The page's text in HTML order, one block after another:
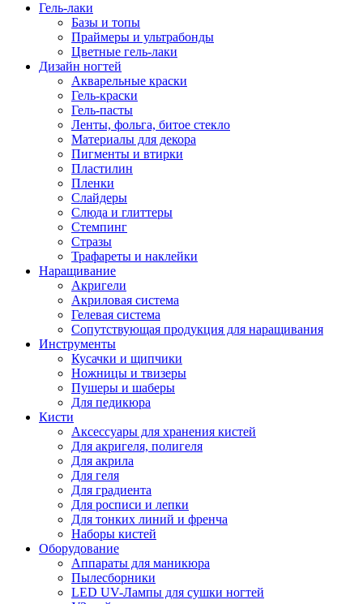
Гель-лаки
Базы и топы
Праймеры и ультрабонды
Цветные гель-лаки
Дизайн ногтей
Акварельные краски
Гель-краски
Гель-пасты
Ленты, фольга, битое стекло
Материалы для декора
Пигменты и втирки
Пластилин
Пленки
Слайдеры
Слюда и глиттеры
Стемпинг
Стразы
Трафареты и наклейки
Наращивание
Акригели
Акриловая система
Гелевая система
Сопутствующая продукция для наращивания
Инструменты
Кусачки и щипчики
Ножницы и твизеры
Пушеры и шаберы
Для педикюра
Кисти
Аксессуары для хранения кистей
Для акригеля, полигеля
Для акрила
Для геля
Для градиента
Для росписи и лепки
Для тонких линий и френча
Наборы кистей
Оборудование
Аппараты для маникюра
Пылесборники
LED UV-Лампы для сушки ногтей